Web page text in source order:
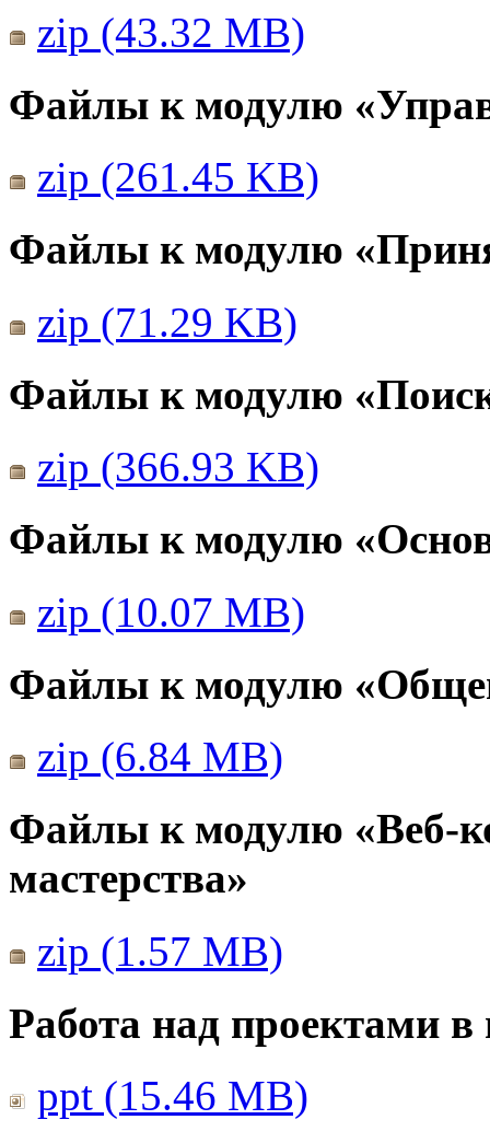
zip (43.32 MB)
Файлы к модулю
zip (261.45 KB)
Файлы к модулю
zip (71.29 KB)
Файлы к модулю
zip (366.93 KB)
Файлы к модулю
zip (10.07 MB)
Файлы к модулю
zip (6.84 MB)
Файлы к модулю «Веб-
мастерства»
zip (1.57 MB)
Работа над проектами
ppt (15.46 MB)